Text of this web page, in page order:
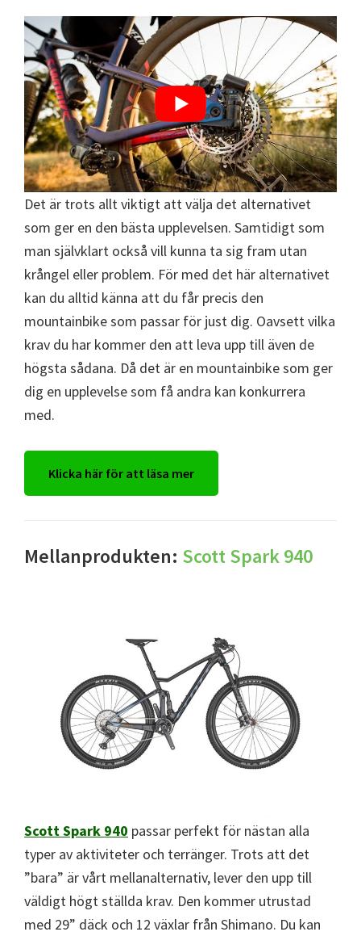
Det är trots allt viktigt att välja det alternativet
som ger en den bästa upplevelsen. Samtidigt som
man självklart också vill kunna ta sig fram utan
krångel eller problem. För med det här alternativet
kan du alltid känna att du får precis den
mountainbike som passar för just dig. Oavsett vilka
krav du har kommer den att leva upp till även de
högsta sådana. Då det är en mountainbike som ger
dig en upplevelse som få andra kan konkurrera
med.
Klicka här för att läsa mer
Mellanprodukten: Scott Spark 940
Scott Spark 940 passar perfekt för nästan alla
typer av aktiviteter och terränger. Trots att det
”bara” är vårt mellanalternativ, lever den upp till
väldigt högt ställda krav. Den kommer utrustad
med 29” däck och 12 växlar från Shimano. Du kan